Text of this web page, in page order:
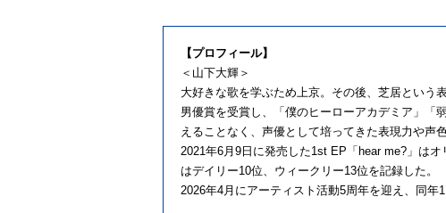
【プロフィール】
＜山下大輝＞
大好きな歌を学ぶため上京。その後、芝居という
男優賞を受賞し、「僕のヒーローアカデミア」「
えることなく、声優として培ってきた表現力や声
2021年6月9日に発売した1st EP「hear me?」は
はデイリー10位、ウィークリー13位を記録した。
2026年4月にアーティスト活動5周年を迎え、同年